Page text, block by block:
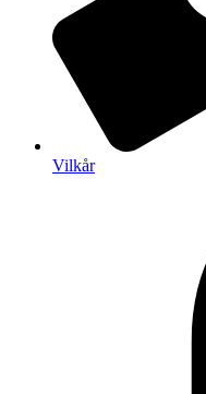
Vilkår